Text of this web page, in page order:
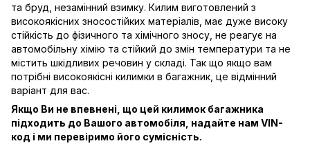
та бруд, незамінний взимку. Килим виготовлений з
високоякісних зносостійких матеріалів, має дуже високу
стійкість до фізичного та хімічного зносу, не реагує на
автомобільну хімію та стійкий до змін температури та не
містить шкідливих речовин у складі. Так що якщо вам
потрібні високоякісні килимки в багажник, це відмінний
варіант для вас.
Якщо Ви не впевнені, що цей килимок багажника
підходить до Вашого автомобіля, надайте нам VIN-
код і ми перевіримо його сумісність.